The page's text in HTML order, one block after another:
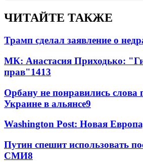
ЧИТАЙТЕ ТАКЖЕ
Трамп сделал заявление о
МК: Анастасия Приходько:
прав"1413
Орбану не понравились слова
Украине в альянсе9
Washington Post: Новая
Путин спешит использовать
СМИ8